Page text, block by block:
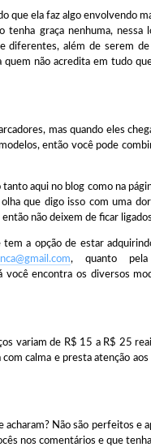
ela faz algo envolvendo
graça nenhuma, nessa
diferentes, além de serem
quem não acredita em tudo
mas quando eles
então você pode
no blog como na página
que digo isso com uma
não deixem de ficar
opção de estar adquirindo
gmail.com, quanto
encontra os diversos
de R$ 15 a R$ 25
calma e presta atenção
Não são perfeitos e
nos comentários e que